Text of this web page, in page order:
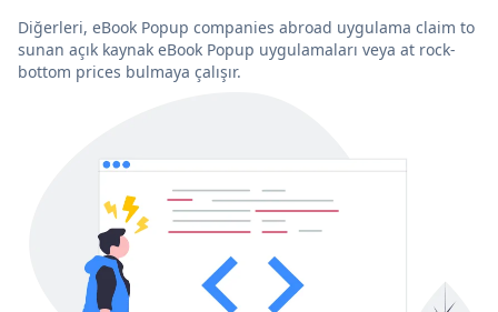
Diğerleri, eBook Popup companies abroad uygulama claim to
sunan açık kaynak eBook Popup uygulamaları veya at rock-
bottom prices bulmaya çalışır.